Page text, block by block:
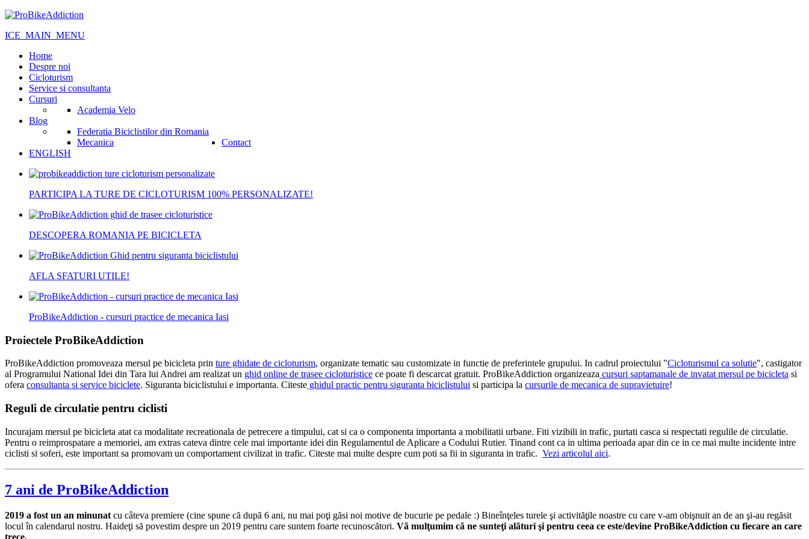
ICE_MAIN_MENU
Home
Despre noi
Cicloturism
Service si consultanta
Cursuri
Academia Velo
Blog
Federatia Biciclistilor din Romania
Mecanica
Contact
ENGLISH
PARTICIPA LA TURE DE CICLOTURISM 100% PERSONALIZATE!
DESCOPERA ROMANIA PE BICICLETA
AFLA SFATURI UTILE!
ProBikeAddiction - cursuri practice de mecanica Iasi
Proiectele ProBikeAddiction
ProBikeAddiction promoveaza mersul pe bicicleta prin ture ghidate de cicloturism, organizate tematic sau customizate in functie de preferintele grupului. In cadrul proiectului "Cicloturismul ca solutie", castigator
al Programului National Idei din Tara lui Andrei am realizat un ghid online de trasee cicloturistice ce poate fi descarcat gratuit. ProBikeAddiction organizeaza cursuri saptamanale de invatat mersul pe bicicleta si
ofera consultanta si service biciclete. Siguranta biciclistului e importanta. Citeste ghidul practic pentru siguranta biciclistului si participa la cursurile de mecanica de supravietuire!
Reguli de circulatie pentru ciclisti
Incurajam mersul pe bicicleta atat ca modalitate recreationala de petrecere a timpului, cat si ca o componenta importanta a mobilitatii urbane. Fiti vizibili in trafic, purtati casca si respectati regulile de circulatie.
Pentru o reimprospatare a memoriei, am extras cateva dintre cele mai importante idei din Regulamentul de Aplicare a Codului Rutier. Tinand cont ca in ultima perioada apar din ce in ce mai multe incidente intre
ciclisti si soferi, este important sa promovam un comportament civilizat in trafic. Citeste mai multe despre cum poti sa fii in siguranta in trafic. Vezi articolul aici.
7 ani de ProBikeAddiction
2019 a fost un an minunat cu câteva premiere (cine spune că după 6 ani, nu mai poţi găsi noi motive de bucurie pe pedale :) Bineînţeles turele şi activităţile noastre cu care v-am obişnuit an de an şi-au regăsit
locul în calendarul nostru. Haideţi să povestim despre un 2019 pentru care suntem foarte recunoscători. Vă mulţumim că ne sunteţi alături şi pentru ceea ce este/devine ProBikeAddiction cu fiecare an care
trece.